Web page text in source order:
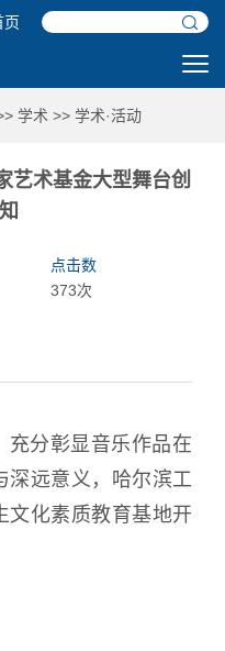
页
学术 >> 学术·活动
艺术基金大型舞台创
点击数
373次
充分彰显音乐作品在
深远意义，哈尔滨工
文化素质教育基地开